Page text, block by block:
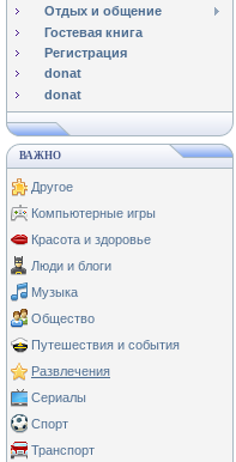
Отдых и общение
Гостевая книга
Регистрация
donat
donat
ВАЖНО
Другое
Компьютерные игры
Красота и здоровье
Люди и блоги
Музыка
Общество
Путешествия и события
Развлечения
Сериалы
Спорт
Транспорт